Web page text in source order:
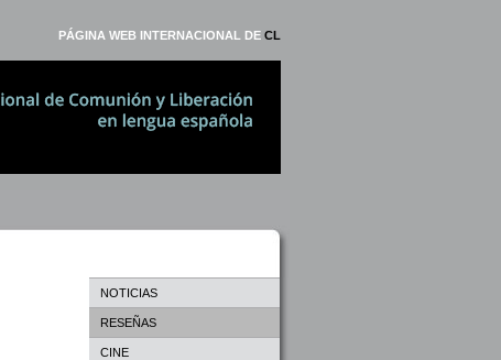
PÁGINA WEB INTERNACIONAL DE CL
NOTICIAS
RESEÑAS
CINE